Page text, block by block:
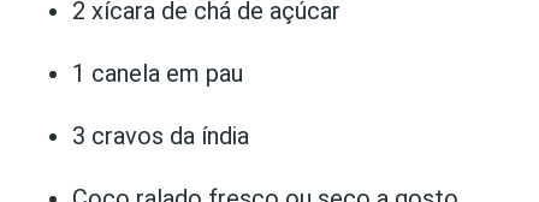
2 xícara de chá de açúcar
1 canela em pau
3 cravos da índia